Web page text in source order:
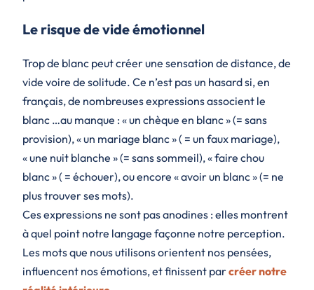
Le risque de vide émotionnel
Trop de blanc peut créer une sensation de distance, de
vide voire de solitude. Ce n’est pas un hasard si, en
français, de nombreuses expressions associent le
blanc …au manque : « un chèque en blanc » (= sans
provision), « un mariage blanc » ( = un faux mariage),
« une nuit blanche » (= sans sommeil), « faire chou
blanc » ( = échouer), ou encore « avoir un blanc » (= ne
plus trouver ses mots).
Ces expressions ne sont pas anodines : elles montrent
à quel point notre langage façonne notre perception.
Les mots que nous utilisons orientent nos pensées,
influencent nos émotions, et finissent parcréer notre